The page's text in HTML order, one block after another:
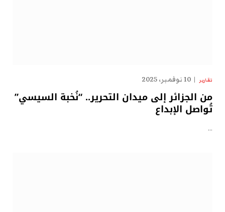
تقارير 10 نوفمبر، 2025
من الجزائر إلى ميدان التحرير.. “نُخبة السيسي”
تُواصل الإبداع
…